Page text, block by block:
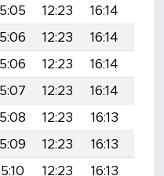
12:23 16:14
12:23 16:14
12:23 16:14
12:23 16:14
12:23 16:13
12:23 16:13
12:23 16:13